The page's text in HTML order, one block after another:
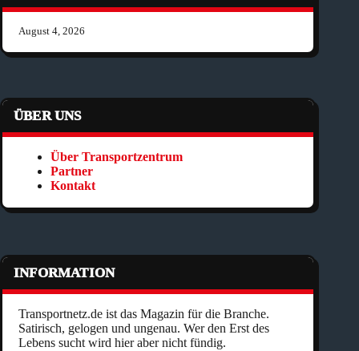
August 4, 2026
ÜBER UNS
Über Transportzentrum
Partner
Kontakt
INFORMATION
Transportnetz.de ist das Magazin für die Branche.
Satirisch, gelogen und ungenau. Wer den Erst des
Lebens sucht wird hier aber nicht fündig.